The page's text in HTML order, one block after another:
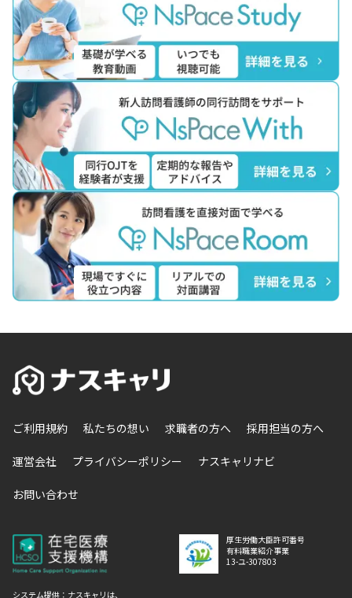
ご利用規約 私たちの想い 求職者の方へ 採用担当の方へ
運営会社 プライバシーポリシー ナスキャリナビ
お問い合わせ
厚生労働大臣許可番号
有料職業紹介事業
13-ユ-307803
システム提供：ナスキャリは、